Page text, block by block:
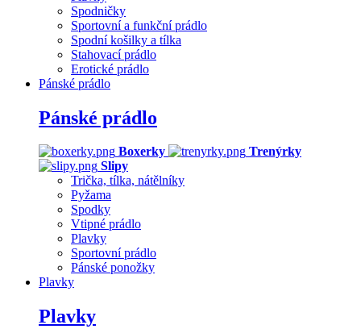
Spodničky
Sportovní a funkční prádlo
Spodní košilky a tílka
Stahovací prádlo
Erotické prádlo
Pánské prádlo
Pánské prádlo
Boxerky
Trenýrky
Slipy
Trička, tílka, nátělníky
Pyžama
Spodky
Vtipné prádlo
Plavky
Sportovní prádlo
Pánské ponožky
Plavky
Plavky